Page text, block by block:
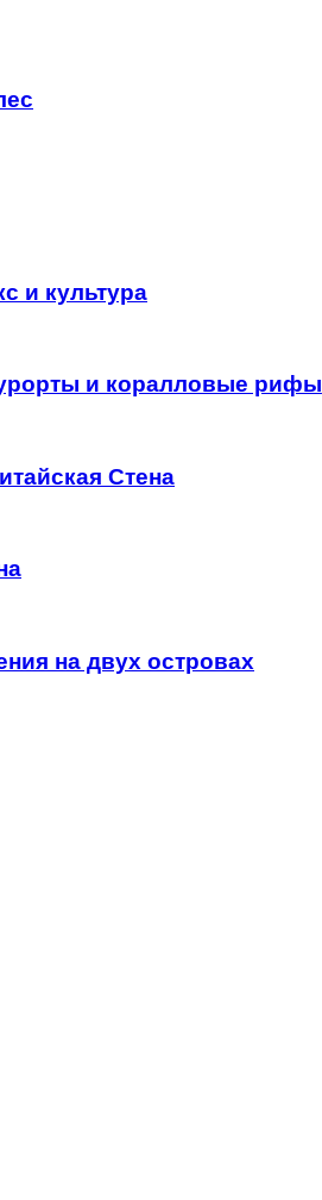
и культура
и коралловые рифы
Стена
на двух островах